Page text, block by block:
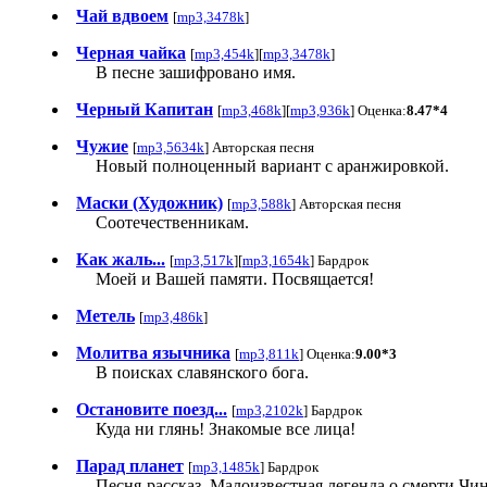
Чай вдвоем [mp3,3478k]
Черная чайка [mp3,454k][mp3,3478k]
В песне зашифровано имя.
Черный Капитан [mp3,468k][mp3,936k] Оценка:8.47*4
Чужие [mp3,5634k] Авторская песня
Новый полноценный вариант с аранжировкой.
Маски (Художник) [mp3,588k] Авторская песня
Соотечественникам.
Как жаль... [mp3,517k][mp3,1654k] Бардрок
Моей и Вашей памяти. Посвящается!
Метель [mp3,486k]
Молитва язычника [mp3,811k] Оценка:9.00*3
В поисках славянского бога.
Остановите поезд... [mp3,2102k] Бардрок
Куда ни глянь! Знакомые все лица!
Парад планет [mp3,1485k] Бардрок